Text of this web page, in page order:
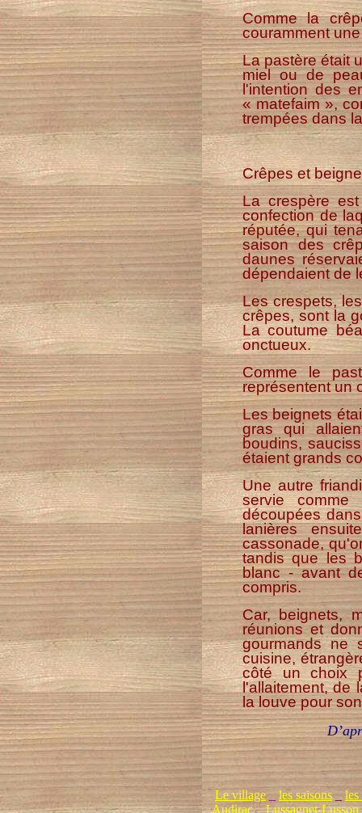
Comme la
couramment
La pastère était
miel ou de
l'intention des
« matefaim »,
trempées dans
Crêpes et
La crespère
confection de
réputée, qui
saison des
daunes
dépendaient de
Les crespets,
crêpes, sont la
La coutume
onctueux.
Comme le
représentent un
Les beignets
gras qui
boudins,
étaient grands
Une autre
servie
découpées
lanières
cassonade,
tandis que les
blanc - avant
compris.
Car, beignets,
réunions et
gourmands ne
cuisine,
côté un choix
l'allaitement, de
la louve pour
Le village les saisons
les
Audirac_Lussagnet-Lusson